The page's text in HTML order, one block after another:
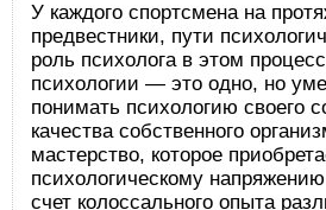
У каждого спортсмена на
предвестники, пути
роль психолога в этом
психологии — это одно, но
понимать психологию своего
качества собственного
мастерство, которое
психологическому
счет колоссального опыта